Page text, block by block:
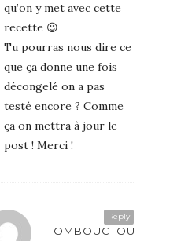
qu’on y met avec cette
recette 😉
Tu pourras nous dire ce
que ça donne une fois
décongelé on a pas
testé encore ? Comme
ça on mettra à jour le
post ! Merci !
Reply
TOMBOUCTOU